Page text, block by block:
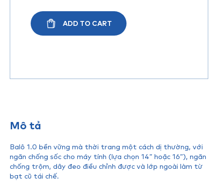
ADD TO CART
Mô tả
Balô 1.0 bền vững mà thời trang một cách dị thường, với
ngăn chống sốc cho máy tính (lựa chọn 14” hoặc 16”), ngăn
chống trộm, dây đeo điều chỉnh được và lớp ngoài làm từ
bạt cũ tái chế.